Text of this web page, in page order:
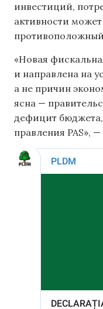
инвестиций,
активности
«Новая
и направлена ​​на
а не причин
ясна —
дефицит бюджета,
правления PAS»,